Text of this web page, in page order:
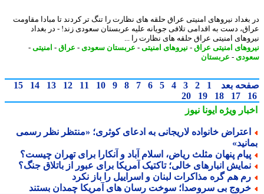
نیروهای امنیتی عراق حلقه های نظارت را تنگ تر کردند تا مبادا مقاومت
دست به اقدامی تلافی جویانه علیه عربستان سعودی زند! - در بغداد
امنیتی عراق حلقه های نظارت را ...
امنیتی عراق- نیروهای امنیتی-عربستان سعودی-عراق- امنیتی-
-عربستان
بعد 1
2
3
4
5
6
7
8
9
10
11
12
13
14
15
17
18
19
20
ویژهایونا نیوز
خانواده لاریجانی به ادعای کوثری؛ «منتظر نظر رسمی
پنهان مثلث ریاض، اسلام آباد و آنکارا برای تهران چیست؟
انبارهای خالی؛ تاکتیک آمریکا برای عبور از باتلاق جنگ؟
هم گره مذاکرات لبنان و اسراییل را باز نکرد
بی سروصدا؛ سوخت رسان های آمریکا چمدان بستند